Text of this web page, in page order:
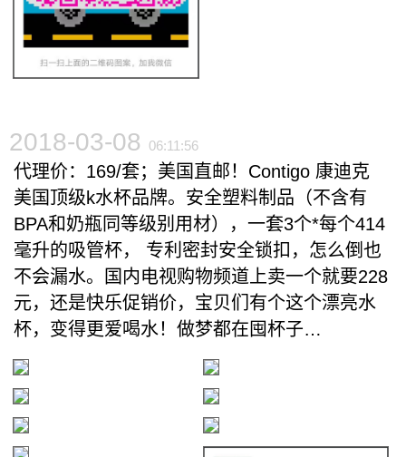
2018-03-08 06:11:56
代理价：169/套；美国直邮！Contigo 康迪克
美国顶级k水杯品牌。安全塑料制品（不含有
BPA和奶瓶同等级别用材），一套3个*每个414
毫升的吸管杯， 专利密封安全锁扣，怎么倒也
不会漏水。国内电视购物频道上卖一个就要228
元，还是快乐促销价，宝贝们有个这个漂亮水
杯，变得更爱喝水！做梦都在囤杯子…